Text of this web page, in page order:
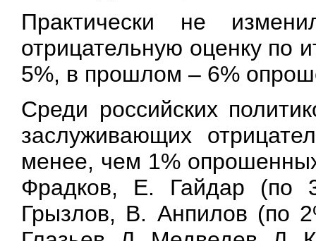
Практически не
отрицательную оценку по
5%, в прошлом – 6%
Среди российских
заслуживающих
менее, чем 1%
Фрадков, Е. Гайдар (по
Грызлов, В. Анпилов (по